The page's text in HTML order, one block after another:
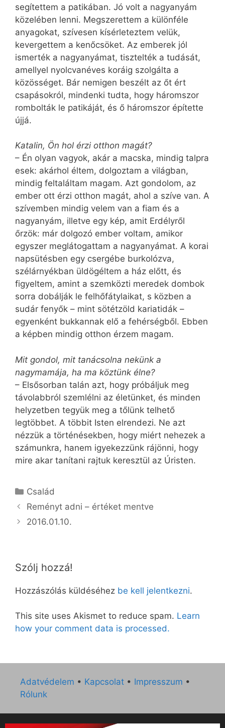
segítettem a patikában. Jó volt a nagyanyám
közelében lenni. Megszerettem a különféle
anyagokat, szívesen kísérleteztem velük,
kevergettem a kenőcsöket. Az emberek jól
ismerték a nagyanyámat, tisztelték a tudását,
amellyel nyolcvanéves koráig szolgálta a
közösséget. Bár nemigen beszélt az őt ért
csapásokról, mindenki tudta, hogy háromszor
rombolták le patikáját, és ő háromszor építette
újjá.
Katalin, Ön hol érzi otthon magát?
– Én olyan vagyok, akár a macska, mindig talpra
esek: akárhol éltem, dolgoztam a világban,
mindig feltaláltam magam. Azt gondolom, az
ember ott érzi otthon magát, ahol a szíve van. A
szívemben mindig velem van a fiam és a
nagyanyám, illetve egy kép, amit Erdélyről
őrzök: már dolgozó ember voltam, amikor
egyszer meglátogattam a nagyanyámat. A korai
napsütésben egy csergébe burkolózva,
szélárnyékban üldögéltem a ház előtt, és
figyeltem, amint a szemközti meredek dombok
sorra dobálják le felhőfátylaikat, s közben a
sudár fenyők – mint sötétzöld kariatidák –
egyenként bukkannak elő a fehérségből. Ebben
a képben mindig otthon érzem magam.
Mit gondol, mit tanácsolna nekünk a
nagymamája, ha ma köztünk élne?
– Elsősorban talán azt, hogy próbáljuk meg
távolabbról szemlélni az életünket, és minden
helyzetben tegyük meg a tőlünk telhető
legtöbbet. A többit Isten elrendezi. Ne azt
nézzük a történésekben, hogy miért nehezek a
számunkra, hanem igyekezzünk rájönni, hogy
mire akar tanítani rajtuk keresztül az Úristen.
Kategória
Család
Reményt adni – értéket mentve
2016.01.10.
Szólj hozzá!
Hozzászólás küldéséhez be kell jelentkezni.
This site uses Akismet to reduce spam. Learn
how your comment data is processed.
Adatvédelem • Kapcsolat • Impresszum •
Rólunk